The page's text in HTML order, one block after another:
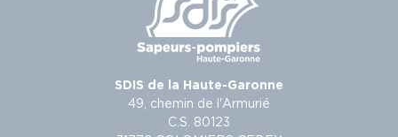
SDIS de la Haute-Garonne
49, chemin de l'Armurié
C.S. 80123